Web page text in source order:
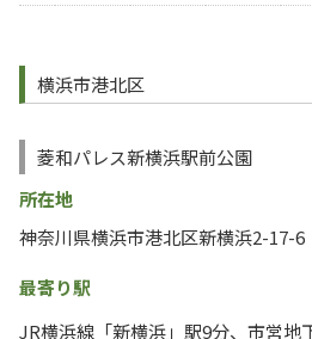
横浜市港北区
菱和パレス新横浜駅前公園
所在地
神奈川県横浜市港北区新横浜2-17-6
最寄り駅
JR横浜線「新横浜」駅9分、市営地